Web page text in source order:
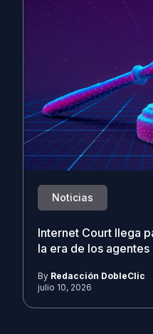
Noticias
Internet Court llega
la era de los agentes
By Redacción DobleClic
julio 10, 2026